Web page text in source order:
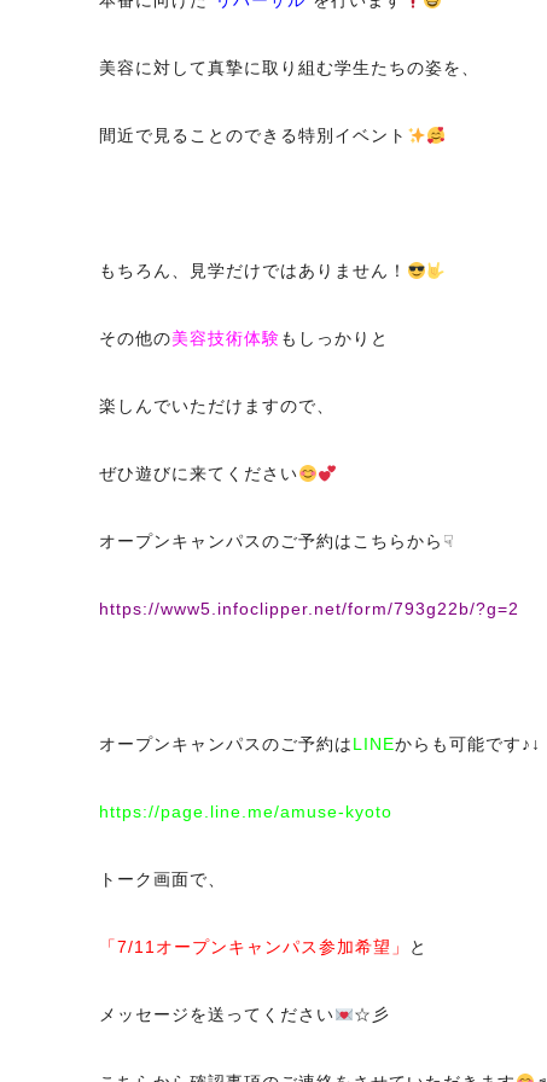
美容に対して真摯に取り組む学生たちの姿を、
間近で見ることのできる特別イベント
もちろん、見学だけではありません！
その他の美容技術体験もしっかりと
楽しんでいただけますので、
ぜひ遊びに来てください
オープンキャンパスのご予約はこちらから☟
https://www5.infoclipper.net/form/793g22b/?g=2
オープンキャンパスのご予約はLINEからも可能です♪↓
https://page.line.me/amuse-kyoto
トーク画面で、
「7/11オープンキャンパス参加希望」 と
メッセージを送ってください ☆彡